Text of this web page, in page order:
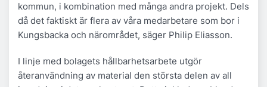
kommun, i kombination med många andra projekt. Dels
då det faktiskt är flera av våra medarbetare som bor i
Kungsbacka och närområdet, säger Philip Eliasson.
I linje med bolagets hållbarhetsarbete utgör
återanvändning av material den största delen av all